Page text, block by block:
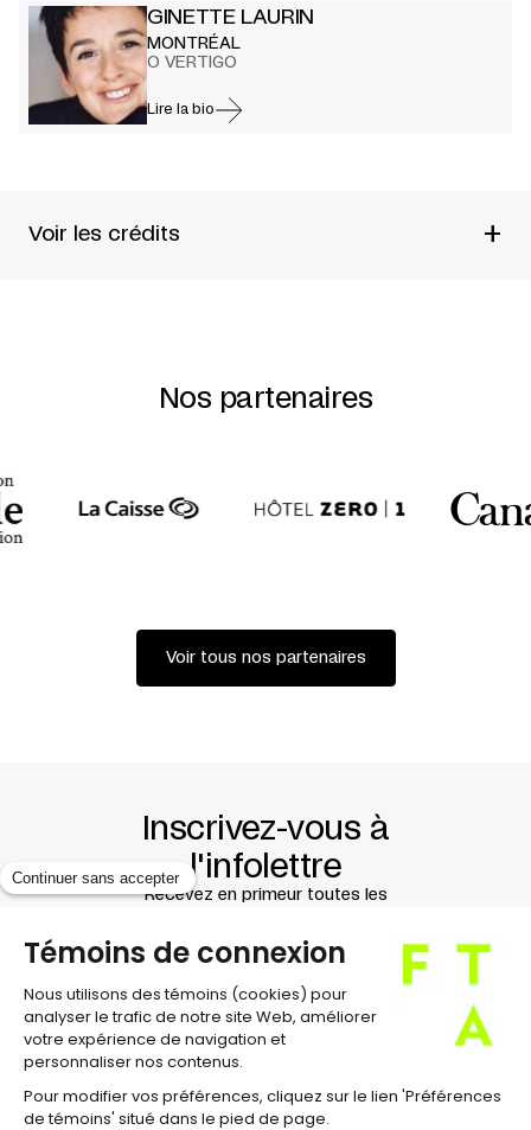
GINETTE LAURIN
MONTRÉAL
O VERTIGO
Lire la bio
Voir les crédits +
LAURIN-BEAUCAGE + LOUIS-ELYAN MARTIN + ROBERT
MEILLEUR + JAMES PHILLIPS + ANDREW TURNER + WEN-
SCÉNOGRAPHIE, COSTUMES ET PHOTOMARILÈNE
FABIENNE CABADO
CRÉATION AU FESTIVAL INTERNACIONAL MADRID EN
DANZA, LE 22 NOVEMBRE 2012
Nos partenaires
Voir tous nos partenaires
Inscrivez-vous à
l'infolettre
Recevez en primeur toutes les
À propos
Équipe et direction
Contact